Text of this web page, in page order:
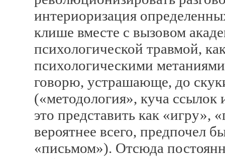
интериоризация
клише вместе с вызовом
психологической травмой,
психологическими
говорю, устрашающе, до
(«методология», куча
это представить как «игру»,
вероятнее всего, предпочел
«письмом»). Отсюда